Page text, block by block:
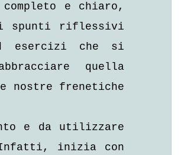
e chiaro,
spunti riflessivi
esercizi che si
quella
nostre frenetiche
e da utilizzare
Infatti, inizia con